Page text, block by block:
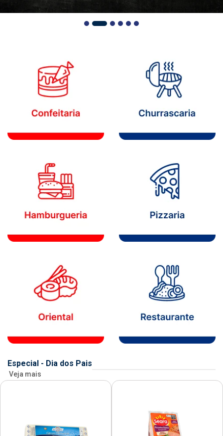
Especial - Dia dos Pais
Veja mais